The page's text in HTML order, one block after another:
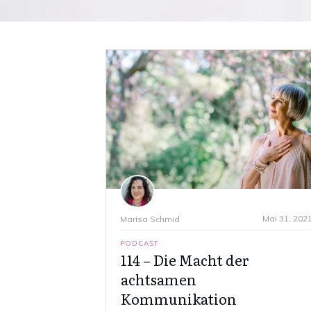
Marisa Schmid Mai 31,
PODCAST
114 – Die Macht der
achtsamen
Kommunikation